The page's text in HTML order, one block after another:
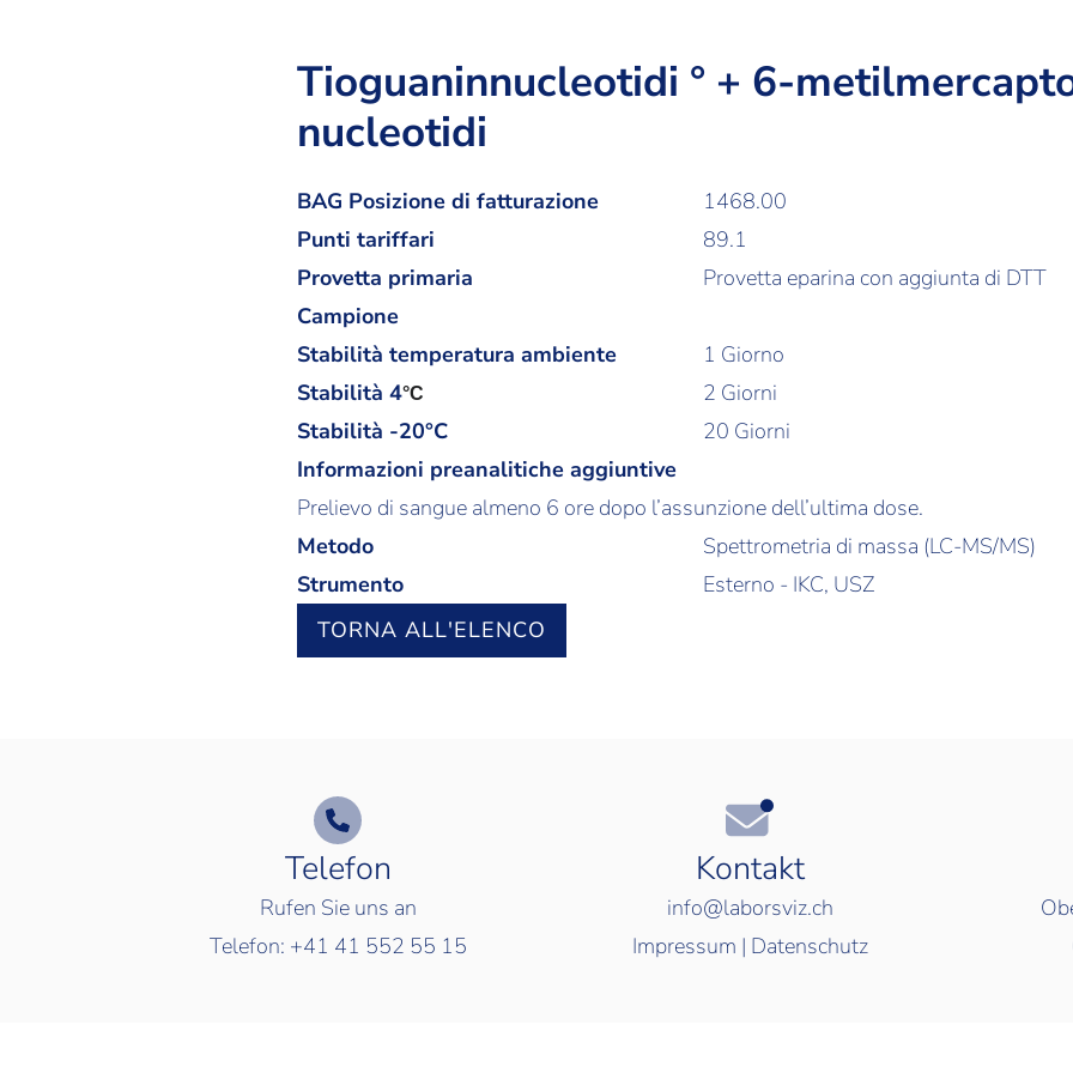
Tioguaninnucleotidi ° + 6-
nucleotidi
BAG Posizione di fatturazione
1468.00
Punti tariffari
89.1
Provetta primaria
Provetta eparina con aggiunta di DTT
Campione
Stabilità temperatura ambiente
1 Giorno
Stabilità 4°C
2 Giorni
Stabilità -20°C
20 Giorni
Informazioni preanalitiche aggiuntive
Prelievo di sangue almeno 6 ore dopo l’assunzione dell’ultima dose.
Metodo
Spettrometria di massa (LC-MS/MS)
Strumento
Esterno - IKC, USZ
TORNA ALL'ELENCO
Telefon
Rufen Sie uns an
Telefon: +41 41 552 55 15
Kontakt
info@laborsviz.ch
Impressum | Datenschutz